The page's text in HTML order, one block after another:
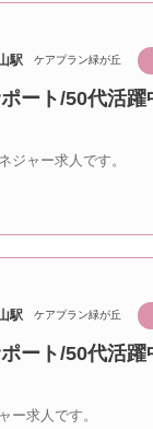
駅 ケアプラン緑が丘
ポート/50代活
ジャー求人です。
駅 ケアプラン緑が丘
ポート/50代活
ー求人です。